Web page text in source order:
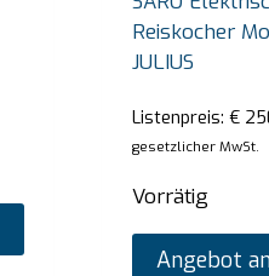
Reiskocher
JULIUS
Listenpreis: €
gesetzlicher MwSt.
Vorrätig
Angebot